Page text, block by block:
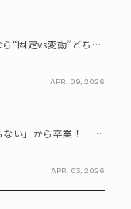
これから住宅ローンを選ぶなら“固定vs変動”どちらが正解? 9割が利用したいと答えた「いま決めなくてもいい」ローンとは!?
APR. 09, 2026
「何が分からないか、分からない」から卒業！ SBIネオトレード証券で学ぶ、はじめての資産形成
APR. 03, 2026